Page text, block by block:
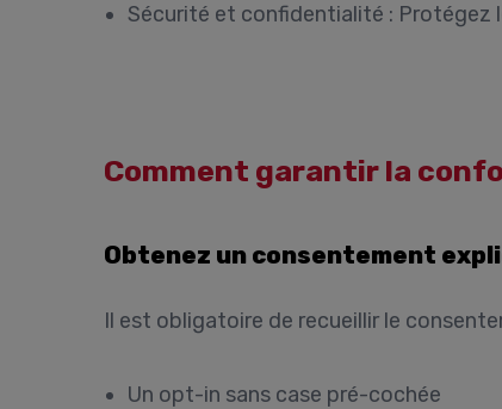
Sécurité et confidentialité : Protégez
Comment garantir la
Obtenez un consentement
Il est obligatoire de recueillir le
Un opt-in sans case pré-cochée